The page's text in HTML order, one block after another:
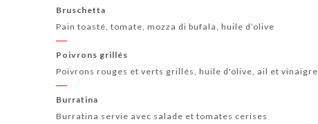
Bruschetta
Pain toasté, tomate, mozza di bufala, huile d’olive
Poivrons grillés
Poivrons rouges et verts grillés, huile d'olive, ail et vinaigre
Burratina
Burratina servie avec salade et tomates cerises